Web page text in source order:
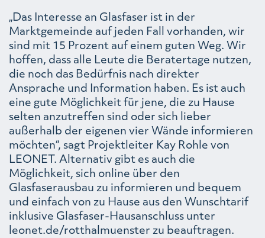
„Das Interesse an Glasfaser ist in der
Marktgemeinde auf jeden Fall vorhanden, wir
sind mit 15 Prozent auf einem guten Weg. Wir
hoffen, dass alle Leute die Beratertage nutzen,
die noch das Bedürfnis nach direkter
Ansprache und Information haben. Es ist auch
eine gute Möglichkeit für jene, die zu Hause
selten anzutreffen sind oder sich lieber
außerhalb der eigenen vier Wände informieren
möchten“, sagt Projektleiter Kay Rohle von
LEONET. Alternativ gibt es auch die
Möglichkeit, sich online über den
Glasfaserausbau zu informieren und bequem
und einfach von zu Hause aus den Wunschtarif
inklusive Glasfaser-Hausanschluss unter
leonet.de/rotthalmuenster zu beauftragen.